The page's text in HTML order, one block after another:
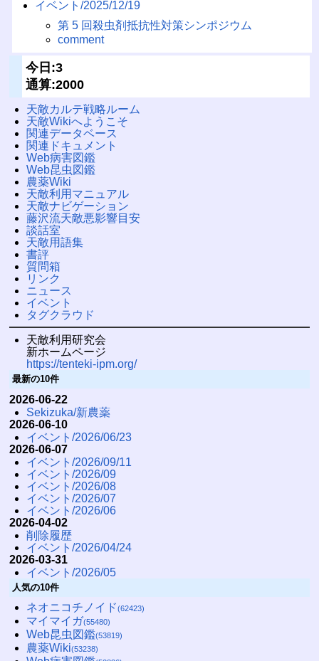
イベント/2025/12/19
第 5 回殺虫剤抵抗性対策シンポジウム
comment
今日:3
通算:2000
天敵カルテ戦略ルーム
天敵Wikiへようこそ
関連データベース
関連ドキュメント
Web病害図鑑
Web昆虫図鑑
農薬Wiki
天敵利用マニュアル
天敵ナビゲーション
藤沢流天敵悪影響目安
談話室
天敵用語集
書評
質問箱
リンク
ニュース
イベント
タグクラウド
天敵利用研究会
新ホームページ
https://tenteki-ipm.org/
最新の10件
2026-06-22
Sekizuka/新農薬
2026-06-10
イベント/2026/06/23
2026-06-07
イベント/2026/09/11
イベント/2026/09
イベント/2026/08
イベント/2026/07
イベント/2026/06
2026-04-02
削除履歴
イベント/2026/04/24
2026-03-31
イベント/2026/05
人気の10件
ネオニコチノイド(62423)
マイマイガ(55480)
Web昆虫図鑑(53819)
農薬Wiki(53238)